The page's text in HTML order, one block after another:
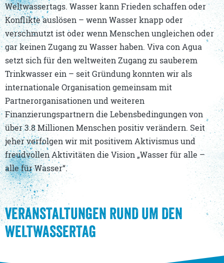
Weltwassertags. Wasser kann Frieden schaffen oder
Konflikte auslösen – wenn Wasser knapp oder
verschmutzt ist oder wenn Menschen ungleichen oder
gar keinen Zugang zu Wasser haben. Viva con Agua
setzt sich für den weltweiten Zugang zu sauberem
Trinkwasser ein – seit Gründung konnten wir als
internationale Organisation gemeinsam mit
Partnerorganisationen und weiteren
Finanzierungspartnern die Lebensbedingungen von
über 3.8 Millionen Menschen positiv verändern. Seit
jeher verfolgen wir mit positivem Aktivismus und
freudvollen Aktivitäten die Vision „Wasser für alle –
alle für Wasser“.
VERANSTALTUNGEN RUND UM DEN
WELTWASSERTAG